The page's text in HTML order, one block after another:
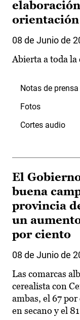
orientación
08 de Junio de
Abierta a toda
Notas de prensa
Fotos
Cortes audio
El
buena
provincia
un
por ciento
08 de Junio de
Las comarcas
cerealista con
ambas, el 67
en secano y el